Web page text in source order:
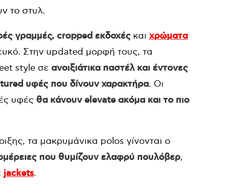
το στυλ.
γραμμές, cropped εκδοχές και χρώματα
Στην updated μορφή τους, τα
style σε ανοιξιάτικα παστέλ και έντονες
υφές που δίνουν χαρακτήρα. Οι
υφές θα κάνουν elevate ακόμα και το πιο
τα μακρυμάνικα polos γίνονται ο
που θυμίζουν ελαφρύ πουλόβερ,
jackets.